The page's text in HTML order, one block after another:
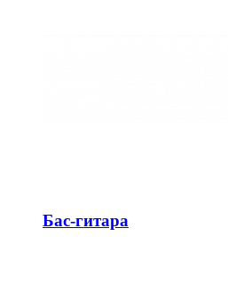
Бас-гитара